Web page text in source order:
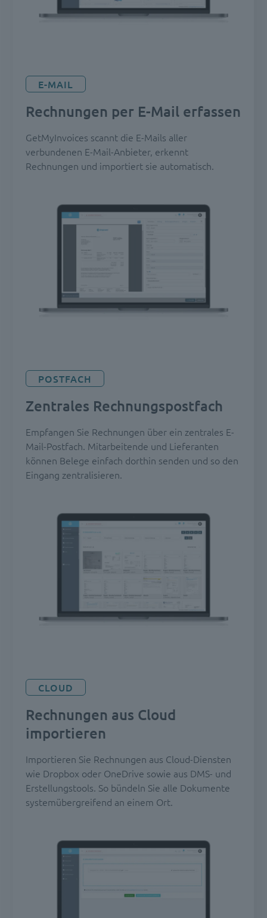
E-MAIL
Rechnungen per E-Mail erfassen
GetMyInvoices scannt die E-Mails aller
verbundenen E-Mail-Anbieter, erkennt
Rechnungen und importiert sie automatisch.
POSTFACH
Zentrales Rechnungspostfach
Empfangen Sie Rechnungen über ein zentrales E-
Mail-Postfach. Mitarbeitende und Lieferanten
können Belege einfach dorthin senden und so den
Eingang zentralisieren.
CLOUD
Rechnungen aus Cloud
importieren
Importieren Sie Rechnungen aus Cloud-Diensten
wie Dropbox oder OneDrive sowie aus DMS- und
Erstellungstools. So bündeln Sie alle Dokumente
systemübergreifend an einem Ort.